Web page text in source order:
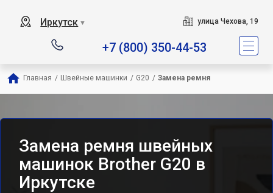
Иркутск ▼ улица Чехова, 19
+7 (800) 350-44-53
Главная / Швейные машинки / G20 / Замена ремня
Замена ремня швейных
машинок Brother G20 в
Иркутске